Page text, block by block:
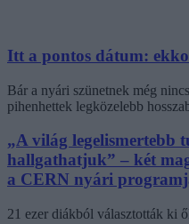
Itt a pontos dátum:
Bár a nyári szünetnek még
pihenhettek legközelebb
„A világ legelismertebb
hallgathatjuk” – két
a CERN nyári
21 ezer diákból választották ki